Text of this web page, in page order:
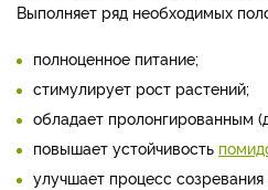
Выполняет ряд необходимых
полноценное питание;
стимулирует рост растений;
обладает пролонгированным
повышает устойчивость
улучшает процесс созревания